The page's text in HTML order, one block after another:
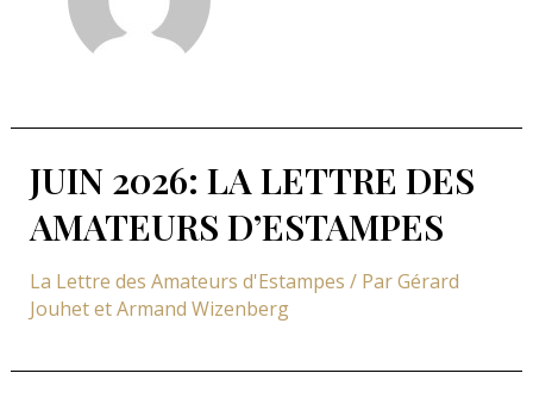
JUIN 2026: LA LETTRE DES
AMATEURS D’ESTAMPES
La Lettre des Amateurs d'Estampes / ParGérard
Jouhet et Armand Wizenberg